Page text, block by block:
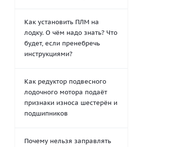
Как установить ПЛМ на
лодку. О чём надо знать? Что
будет, если пренебречь
инструкциями?
Как редуктор подвесного
лодочного мотора подаёт
признаки износа шестерён и
подшипников
Почему нельзя заправлять